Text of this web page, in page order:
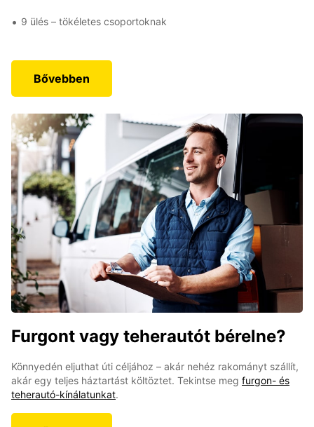
9 ülés – tökéletes csoportoknak
Bővebben
Furgont vagy teherautót bérelne?
Könnyedén eljuthat úti céljához – akár nehéz rakományt szállít,
akár egy teljes háztartást költöztet. Tekintse meg furgon- és
teherautó-kínálatunkat.